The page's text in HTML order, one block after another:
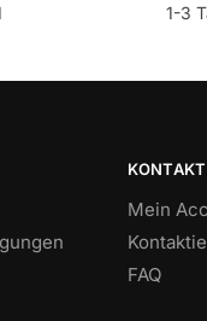
1-3
KONTAKT
Mein
FAQ